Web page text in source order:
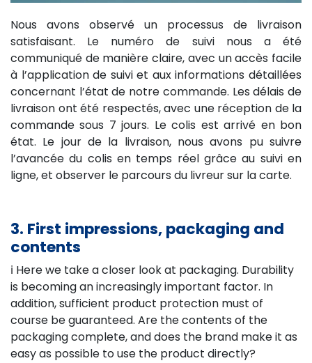
Nous avons observé un processus de livraison
satisfaisant. Le numéro de suivi nous a été
communiqué de manière claire, avec un accès facile
à l’application de suivi et aux informations détaillées
concernant l’état de notre commande. Les délais de
livraison ont été respectés, avec une réception de la
commande sous 7 jours. Le colis est arrivé en bon
état. Le jour de la livraison, nous avons pu suivre
l’avancée du colis en temps réel grâce au suivi en
ligne, et observer le parcours du livreur sur la carte.
3. First impressions, packaging and
contents
ℹ️ Here we take a closer look at packaging. Durability
is becoming an increasingly important factor. In
addition, sufficient product protection must of
course be guaranteed. Are the contents of the
packaging complete, and does the brand make it as
easy as possible to use the product directly?